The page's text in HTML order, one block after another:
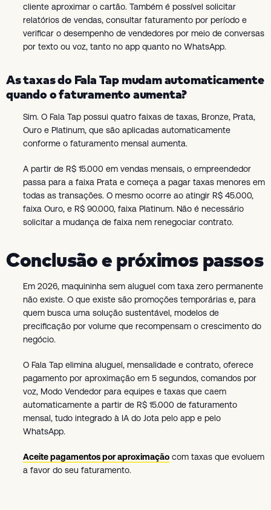
cliente aproximar o cartão. Também é possível solicitar
relatórios de vendas, consultar faturamento por período e
verificar o desempenho de vendedores por meio de conversas
por texto ou voz, tanto no app quanto no WhatsApp.
As taxas do Fala Tap mudam automaticamente
quando o faturamento aumenta?
Sim. O Fala Tap possui quatro faixas de taxas, Bronze, Prata,
Ouro e Platinum, que são aplicadas automaticamente
conforme o faturamento mensal aumenta.
A partir de R$ 15.000 em vendas mensais, o empreendedor
passa para a faixa Prata e começa a pagar taxas menores em
todas as transações. O mesmo ocorre ao atingir R$ 45.000,
faixa Ouro, e R$ 90.000, faixa Platinum. Não é necessário
solicitar a mudança de faixa nem renegociar contrato.
Conclusão e próximos passos
Em 2026, maquininha sem aluguel com taxa zero permanente
não existe. O que existe são promoções temporárias e, para
quem busca uma solução sustentável, modelos de
precificação por volume que recompensam o crescimento do
negócio.
O Fala Tap elimina aluguel, mensalidade e contrato, oferece
pagamento por aproximação em 5 segundos, comandos por
voz, Modo Vendedor para equipes e taxas que caem
automaticamente a partir de R$ 15.000 de faturamento
mensal, tudo integrado à IA do Jota pelo app e pelo
WhatsApp.
Aceite pagamentos por aproximação com taxas que evoluem
a favor do seu faturamento.